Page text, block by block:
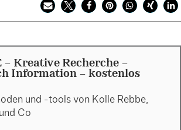
- Kreative Recherche –
Information - kostenlos
und -tools von Kolle Rebbe,
Co